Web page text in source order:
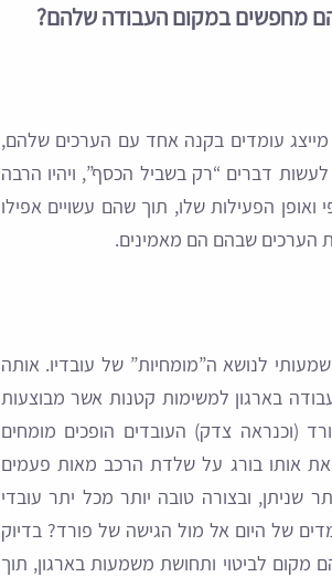
מחפשים במקום העבודה שלהם?
עומדים בקנה אחד עם הערכים שלהם,
דברים “רק בשביל הכסף”, ויהיו הרבה
הפעילות שלו, תוך שהם עשויים אפילו
הערכים שבהם הם מאמינים.
לנושא ה”מומחיות” של עובדיו. אותה
בארגון למשימות קטנות אשר מבוצעות
(וכנראה צדק) העובדים הופכים מומחים
את אותו בורג על שלדת הרכב מאות פעמים
שניתן, ובצורה טובה יותר מכל יתר עובדי
של היום אל מול הגישה של פורד? בדיוק
מקום לביטוי ותחושת משמעות בארגון, תוך